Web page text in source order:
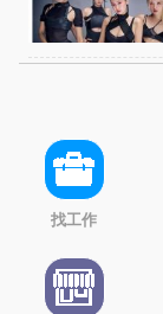
找工作